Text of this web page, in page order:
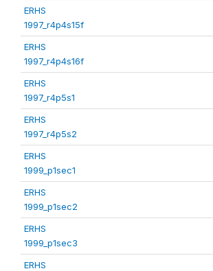
ERHS
1997_r4p4s15f
ERHS
1997_r4p4s16f
ERHS
1997_r4p5s1
ERHS
1997_r4p5s2
ERHS
1999_p1sec1
ERHS
1999_p1sec2
ERHS
1999_p1sec3
ERHS